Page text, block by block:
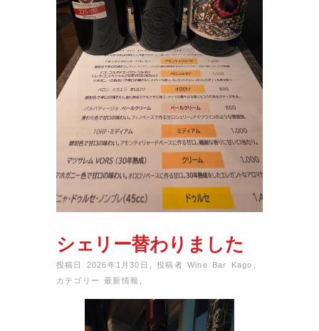
シェリー替わりました
投稿日 2026年1月30日 ,投稿者Wine Bar Kago
カテゴリー最新情報